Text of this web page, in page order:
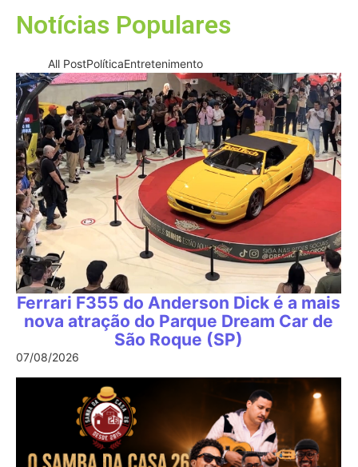
Notícias Populares
All PostPolíticaEntretenimento
Ferrari F355 do Anderson Dick é a mais
nova atração do Parque Dream Car de
São Roque (SP)
07/08/2026